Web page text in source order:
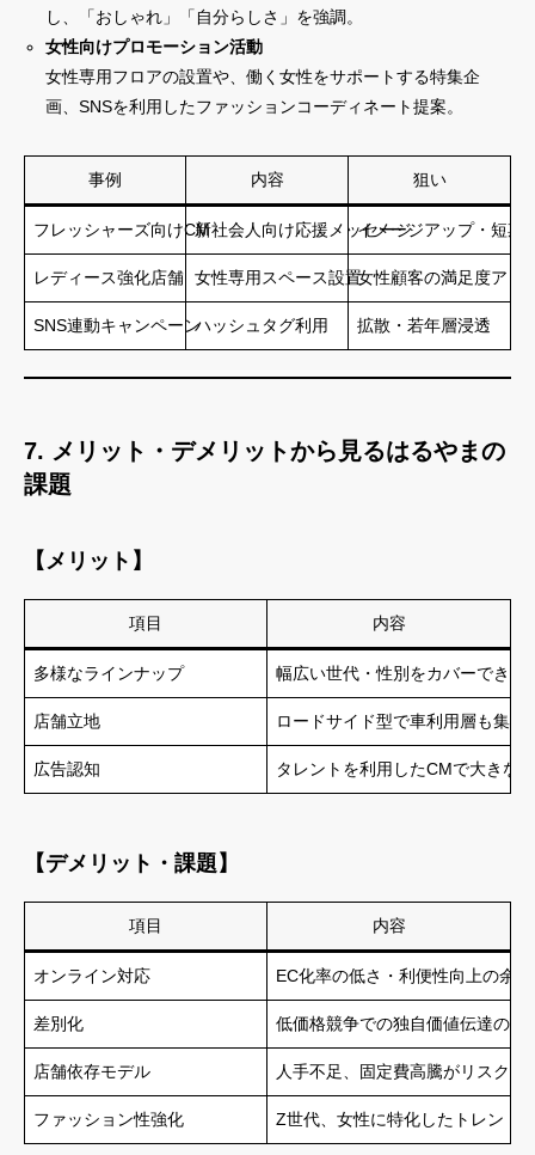
し、「おしゃれ」「自分らしさ」を強調。
女性向けプロモーション活動
女性専用フロアの設置や、働く女性をサポートする特集企
画、SNSを利用したファッションコーディネート提案。
事例 内容 狙い
フレッシャーズ向けCM新社会人向け応援メッセージイメージアップ・短期
レディース強化店舗 女性専用スペース設置女性顧客の満足度アッ
SNS連動キャンペーンハッシュタグ利用 拡散・若年層浸透
7. メリット・デメリットから見るはるやまの
課題
【メリット】
項目 内容
多様なラインナップ 幅広い世代・性別をカバーできる
店舗立地 ロードサイド型で車利用層も集客
広告認知 タレントを利用したCMで大きな
【デメリット・課題】
項目 内容
オンライン対応 EC化率の低さ・利便性向上の余
差別化 低価格競争での独自価値伝達の難
店舗依存モデル 人手不足、固定費高騰がリスク要
ファッション性強化 Z世代、女性に特化したトレンド